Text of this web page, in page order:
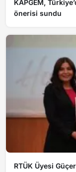
KAPGEM,
önerisi sundu
RTÜK Üyesi